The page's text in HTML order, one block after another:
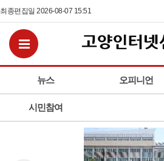
최종편집일 2026-08-07 15:51
뉴스 오피니언
시민참여
전체메뉴보기